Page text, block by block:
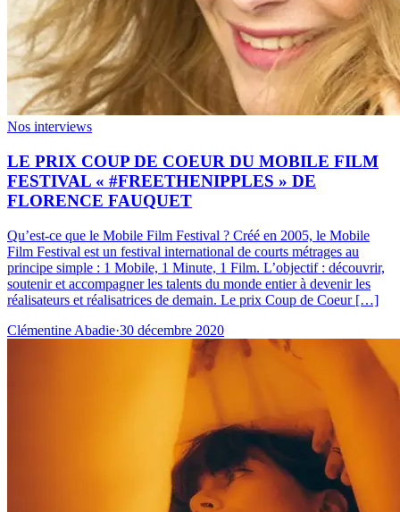
Nos interviews
LE PRIX COUP DE COEUR DU MOBILE FILM
FESTIVAL « #FREETHENIPPLES » DE
FLORENCE FAUQUET
Qu’est-ce que le Mobile Film Festival ? Créé en 2005, le Mobile
Film Festival est un festival international de courts métrages au
principe simple : 1 Mobile, 1 Minute, 1 Film. L’objectif : découvrir,
soutenir et accompagner les talents du monde entier à devenir les
réalisateurs et réalisatrices de demain. Le prix Coup de Coeur […]
Clémentine Abadie·30 décembre 2020